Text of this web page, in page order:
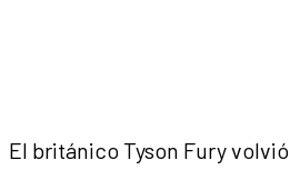
El británico Tyson Fury